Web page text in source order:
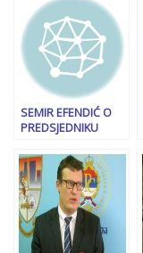
SEMIR EFENDIĆ O
PREDSJEDNIKU
opasan po Bosnu i
Hercegovinu, a
način na koji vodi
Srbiju neće…”